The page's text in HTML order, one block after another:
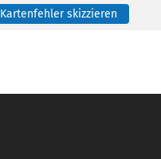
Kartenfehler skizzieren